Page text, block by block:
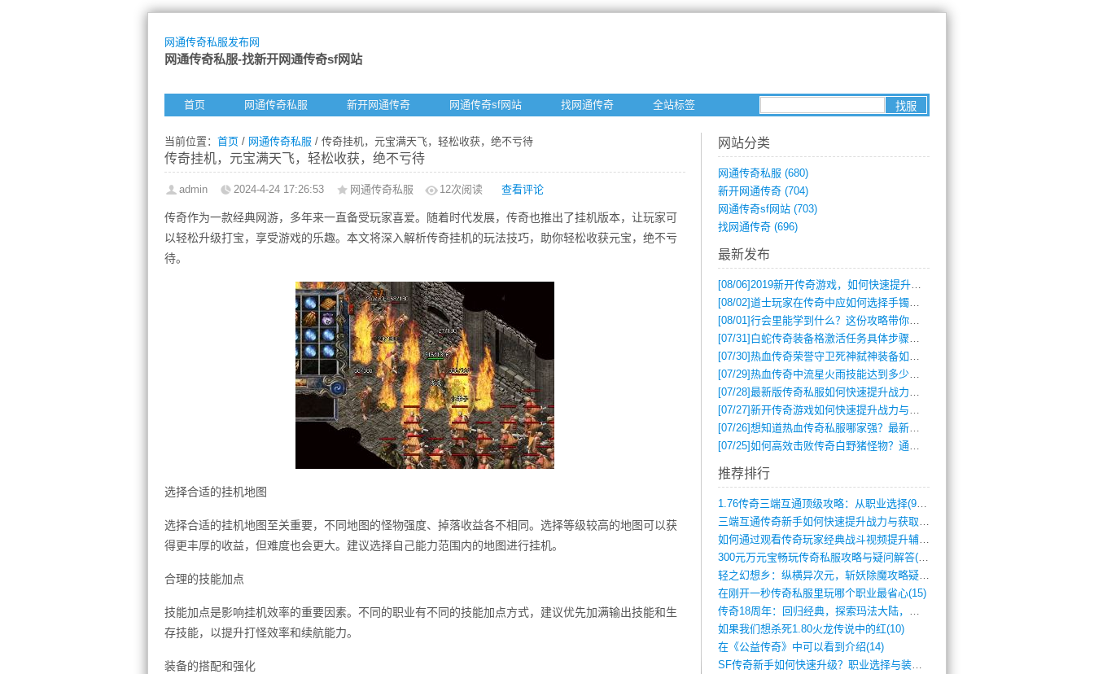
网通传奇私服发布网
网通传奇私服-找新开网通传奇sf网站
首页 网通传奇私服 新开网通传奇 网通传奇sf网站 找网通传奇 全站标签
当前位置： 首页 / 网通传奇私服 / 传奇挂机，元宝满天飞，轻松收获，绝不亏待
传奇挂机，元宝满天飞，轻松收获，绝不亏待
admin 2024-4-24 17:26:53 网通传奇私服 12次阅读 查看评论
传奇作为一款经典网游，多年来一直备受玩家喜爱。随着时代发展，传奇也推出了挂机版本，让玩家可
以轻松升级打宝，享受游戏的乐趣。本文将深入解析传奇挂机的玩法技巧，助你轻松收获元宝，绝不亏
待。
选择合适的挂机地图
选择合适的挂机地图至关重要，不同地图的怪物强度、掉落收益各不相同。选择等级较高的地图可以获
得更丰厚的收益，但难度也会更大。建议选择自己能力范围内的地图进行挂机。
合理的技能加点
技能加点是影响挂机效率的重要因素。不同的职业有不同的技能加点方式，建议优先加满输出技能和生
存技能，以提升打怪效率和续航能力。
装备的搭配和强化
网站分类
网通传奇私服 (680)
新开网通传奇 (704)
网通传奇sf网站 (703)
找网通传奇 (696)
最新发布
[08/06]2019新开传奇游戏，如何快速提升角色等级？
[08/02]道士玩家在传奇中应如何选择手镯装备？
[08/01]行会里能学到什么？这份攻略带你全掌握
[07/31] 白蛇传奇装备格激活任务具体步骤是什么？如何完成？
[07/30]热血传奇荣誉守卫死神弑神装备如何获取与佩戴攻略？
[07/29]热血传奇中流星火雨技能达到多少级可以开始练装备？
[07/28]最新版传奇私服如何快速提升战力与获取稀有装备？
[07/27]新开传奇游戏如何快速提升战力与获取稀有装备？
[07/26]想知道热血传奇私服哪家强？最新排行榜攻略全解析
[07/25]如何高效击败传奇白野猪怪物？通关技巧全解析
推荐排行
1.76传奇三端互通顶级攻略：从职业选择(972)
三端互通传奇新手如何快速提升战力与获取稀(379)
如何通过观看传奇玩家经典战斗视频提升辅助(661)
300元万元宝畅玩传奇私服攻略与疑问解答(828)
轻之幻想乡：纵横异次元，斩妖除魔攻略疑云(404)
在刚开一秒传奇私服里玩哪个职业最省心(15)
传奇18周年：回归经典，探索玛法大陆，寻(798)
如果我们想杀死1.80火龙传说中的红(10)
在《公益传奇》中可以看到介绍(14)
SF传奇新手如何快速升级？职业选择与装备(711)